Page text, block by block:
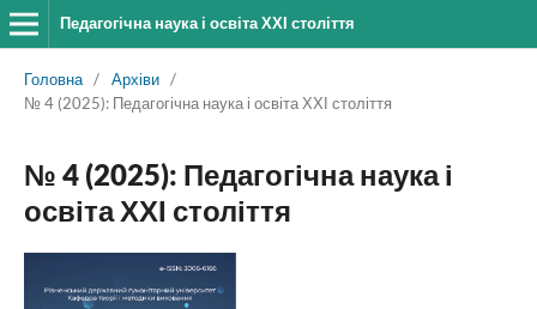
Педагогічна наука і освіта ХХІ століття
Головна / Архіви /
№ 4 (2025): Педагогічна наука і освіта ХХІ століття
№ 4 (2025): Педагогічна наука і
освіта ХХІ століття